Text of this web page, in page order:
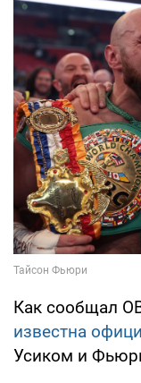
Как сообщал
известна
Усиком и